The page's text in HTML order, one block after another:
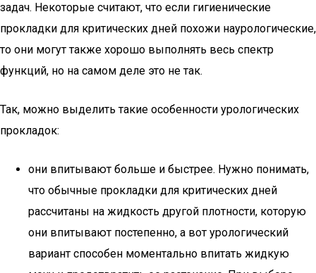
задач. Некоторые считают, что если гигиенические
прокладки для критических дней похожи наурологические,
то они могут также хорошо выполнять весь спектр
функций, но на самом деле это не так.
Так, можно выделить такие особенности урологических
прокладок:
они впитывают больше и быстрее. Нужно понимать,
что обычные прокладки для критических дней
рассчитаны на жидкость другой плотности, которую
они впитывают постепенно, а вот урологический
вариант способен моментально впитать жидкую